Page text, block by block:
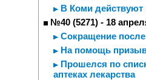
В Коми
№40 (5271) - 18
Сокращение
На помощь
Прошелся по
аптеках лекарства